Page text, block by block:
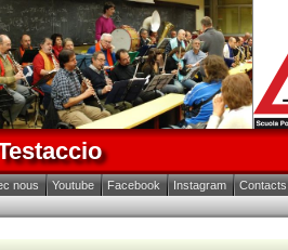
nous Youtube Facebook Instagram Contacts